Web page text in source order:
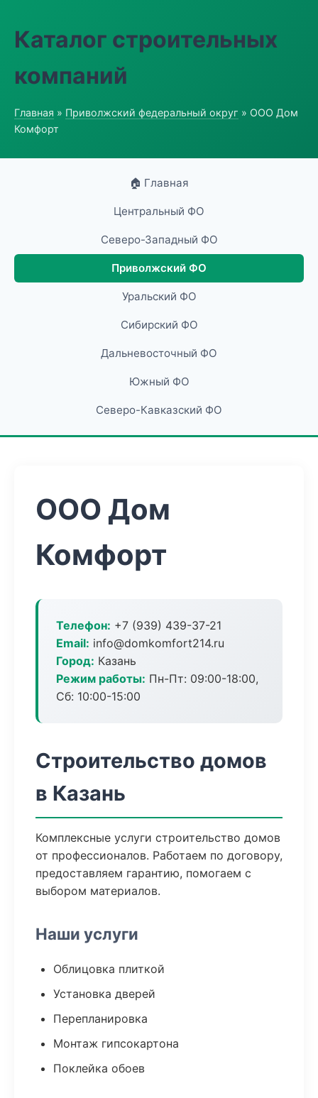
Каталог строительных
компаний
Главная » Приволжский федеральный округ » ООО Дом
Комфорт
🏠 Главная
Центральный ФО
Северо-Западный ФО
Приволжский ФО
Уральский ФО
Сибирский ФО
Дальневосточный ФО
Южный ФО
Северо-Кавказский ФО
ООО Дом
Комфорт
Телефон: +7 (939) 439-37-21
Email: info@domkomfort214.ru
Город: Казань
Режим работы: Пн-Пт: 09:00-18:00,
Сб: 10:00-15:00
Строительство домов
в Казань
Комплексные услуги строительство домов
от профессионалов. Работаем по договору,
предоставляем гарантию, помогаем с
выбором материалов.
Наши услуги
Облицовка плиткой
Установка дверей
Перепланировка
Монтаж гипсокартона
Поклейка обоев